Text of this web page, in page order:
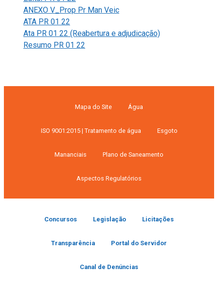
ANEXO V_Prop Pr Man Veic
ATA PR 01 22
Ata PR 01 22 (Reabertura e adjudicação)
Resumo PR 01 22
Mapa do Site Água
ISO 9001:2015 | Tratamento de água Esgoto
Mananciais Plano de Saneamento
Aspectos Regulatórios
Concursos Legislação Licitações
Transparência Portal do Servidor
Canal de Denúncias